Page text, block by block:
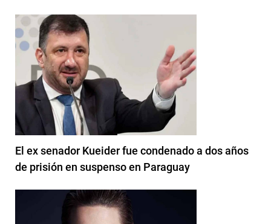
El ex senador Kueider fue condenado a dos años
de prisión en suspenso en Paraguay